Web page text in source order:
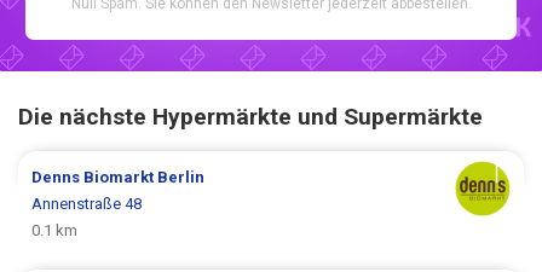
Null Spam. Sie können den Newsletter jederzeit abbestellen.
Die nächste Hypermärkte und Supermärkte
Denns Biomarkt Berlin
Annenstraße 48
0.1 km